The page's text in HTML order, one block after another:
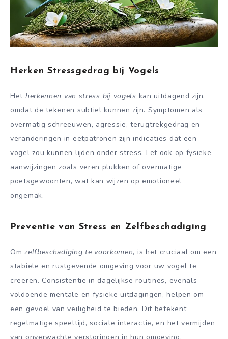
Herken Stressgedrag bij Vogels
Het herkennen van stress bij vogels kan uitdagend zijn,
omdat de tekenen subtiel kunnen zijn. Symptomen als
overmatig schreeuwen, agressie, terugtrekgedrag en
veranderingen in eetpatronen zijn indicaties dat een
vogel zou kunnen lijden onder stress. Let ook op fysieke
aanwijzingen zoals veren plukken of overmatige
poetsgewoonten, wat kan wijzen op emotioneel
ongemak.
Preventie van Stress en Zelfbeschadiging
Omzelfbeschadiging te voorkomen, is het cruciaal om een
stabiele en rustgevende omgeving voor uw vogel te
creëren. Consistentie in dagelijkse routines, evenals
voldoende mentale en fysieke uitdagingen, helpen om
een gevoel van veiligheid te bieden. Dit betekent
regelmatige speeltijd, sociale interactie, en het vermijden